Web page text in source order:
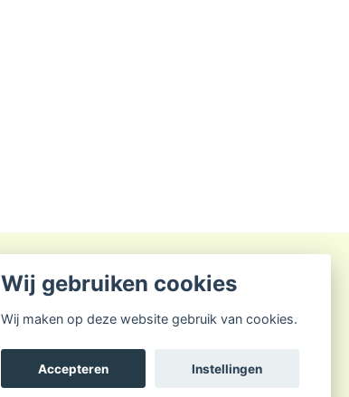
Wij gebruiken cookies
Wij maken op deze website gebruik van cookies.
Accepteren Instellingen